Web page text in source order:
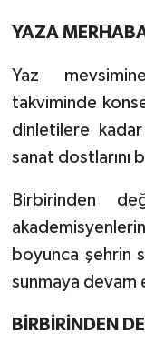
YAZA
Yaz
takviminde
dinletilere
sanat dostlarını
Birbirinden
boyunca şehrin
sunmaya devam
BİRBİRİNDEN